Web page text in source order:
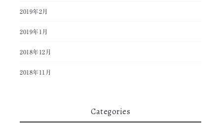
2019年2月
2019年1月
2018年12月
2018年11月
Categories